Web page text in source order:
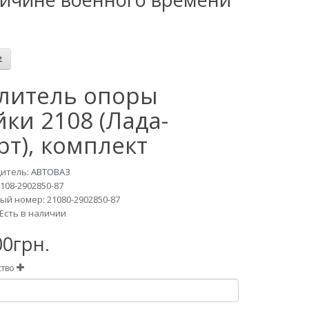
опоры
2108 (Лада-
комплект
АВТОВАЗ
2902850-87
номер: 21080-2902850-87
в наличии